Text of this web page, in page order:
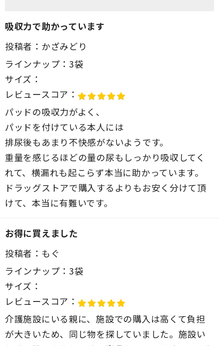
吸収力で助かっています
投稿者： かざみどり
ラインナップ： 3袋
サイズ：
レビュースコア：
パッドの吸収力がよく、
パッドを付けている本人には
排尿後もあまり不快感がないようです。
重量を感じるほどの量の尿もしっかり吸収してく
れて、横漏れも起こらず本当に助かっています。
ドラッグストアで購入するよりもお安く分けて頂
けて、本当に有難いです。
お得に買えました
投稿者： もぐ
ラインナップ： 3袋
サイズ：
レビュースコア：
介護施設にいる親に、施設での購入は高くて負担
が大きいため、同じ物を探していました。施設い